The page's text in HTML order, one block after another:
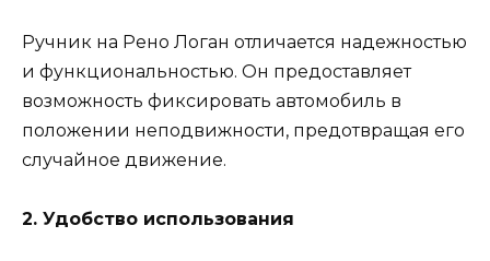
Ручник на Рено Логан отличается надежностью
и функциональностью. Он предоставляет
возможность фиксировать автомобиль в
положении неподвижности, предотвращая его
случайное движение.
2. Удобство использования